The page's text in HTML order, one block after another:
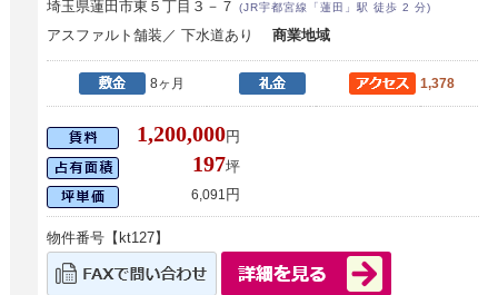
埼玉県蓮田市東５丁目３－７(JR宇都宮線「蓮田」駅 徒歩 2 分)
アスファルト舗装／ 下水道あり商業地域
8ヶ月 1,378
1,200,000円
197坪
6,091 円
物件番号【kt127】